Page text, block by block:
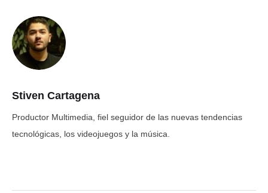
Stiven Cartagena
Productor Multimedia, fiel seguidor de las nuevas tendencias
tecnológicas, los videojuegos y la música.